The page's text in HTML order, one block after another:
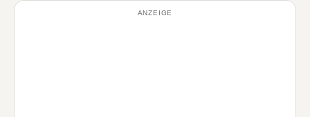
ANZEIGE